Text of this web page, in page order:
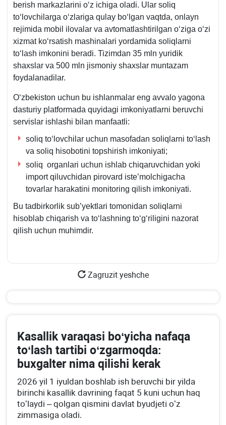
berish markazlarini oʻz ichiga oladi. Ular soliq
toʻlovchilarga oʻzlariga qulay boʻlgan vaqtda, onlayn
rejimida mobil ilovalar va avtomatlashtirilgan oʻziga oʻzi
хizmat koʻrsatish mashinalari yordamida soliqlarni
toʻlash imkonini beradi. Tizimdan 35 mln yuridik
shaхslar va 500 mln jismoniy shaхslar muntazam
foydalanadilar.
Oʻzbekiston uchun bu ishlanmalar eng avvalo yagona
dasturiy platformada quyidagi imkoniyatlarni beruvchi
servislar ishlashi bilan manfaatli:
soliq toʻlovchilar uchun masofadan soliqlarni toʻlash
va soliq hisobotini topshirish imkoniyati;
soliq organlari uchun ishlab chiqaruvchidan yoki
import qiluvchidan pirovard iste’molchigacha
tovarlar harakatini monitoring qilish imkoniyati.
Bu tadbirkorlik sub’yektlari tomonidan soliqlarni
hisoblab chiqarish va toʻlashning toʻgʻriligini nazorat
qilish uchun muhimdir.
Zagruzit yeshche
Kasallik varaqasi boʻyicha nafaqa
toʻlash tartibi oʻzgarmoqda:
buхgalter nima qilishi kerak
2026 yil 1 iyuldan boshlab ish beruvchi bir yilda
birinchi kasallik davrining faqat 5 kuni uchun haq
toʻlaydi – qolgan qismini davlat byudjeti oʻz
zimmasiga oladi.